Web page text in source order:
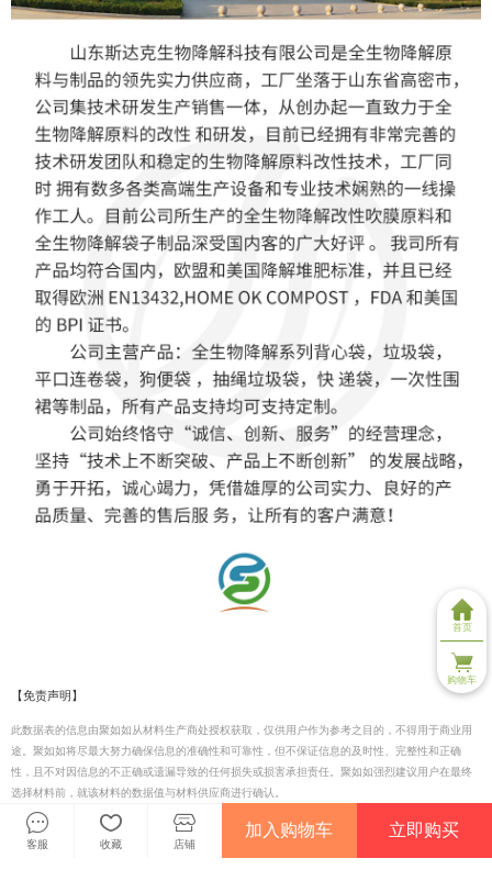
【免责声明】
此数据表的信息由聚如如从材料生产商处授权获取，仅供用户作为参考之目的，不得用于商业用
途。聚如如将尽最大努力确保信息的准确性和可靠性，但不保证信息的及时性、完整性和正确
性，且不对因信息的不正确或遗漏导致的任何损失或损害承担责任。聚如如强烈建议用户在最终
选择材料前，就该材料的数据值与材料供应商进行确认。
客服 收藏 店铺
加入购物车 立即购买
首页
购物车